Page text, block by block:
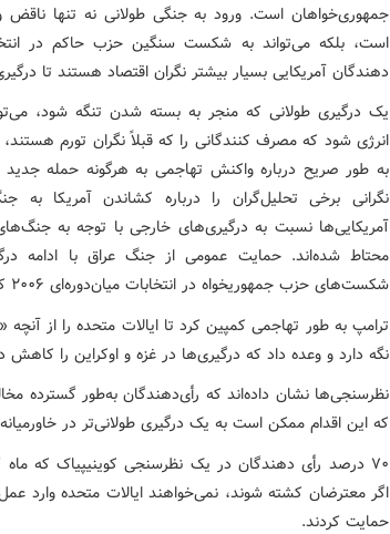
جمهوری‌خواهان است. ورود به جنگی طولانی نه تنها ناقض
است، بلکه می‌تواند به شکست سنگین حزب حاکم در
دهندگان آمریکایی بسیار بیشتر نگران اقتصاد هستند تا
یک درگیری طولانی که منجر به بسته شدن تنگه شود،
انرژی شود که مصرف کنندگانی را که قبلاً نگران تورم هستند،
به طور صریح درباره واکنش تهاجمی به هرگونه حمله
نگرانی برخی تحلیل‌گران را درباره کشاندن آمریکا به
محتاط شده‌اند. حمایت عمومی از جنگ عراق با ادامه
شکست‌های حزب جمهوریخواه در انتخابات میان‌دوره‌ای ۲۰۰۶ کمک کرد.
ترامپ به طور تهاجمی کمپین کرد تا ایالات متحده را از
نگه دارد و وعده داد که درگیری‌ها در غزه و اوکراین را کاهش
نظرسنجی‌ها نشان داده‌اند که رأی‌دهندگان به‌طور گسترده
که این اقدام ممکن است به یک درگیری طولانی‌تر در
۷۰ درصد رأی دهندگان در یک نظرسنجی کوینیپیاک که
حمایت کردند.